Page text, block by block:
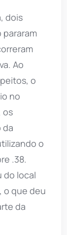
dois
pararam
Ao
o
no
os
da
o
.38.
do local
o que deu
da